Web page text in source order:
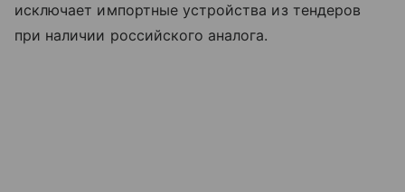
исключает импортные устройства из тендеров
при наличии российского аналога.